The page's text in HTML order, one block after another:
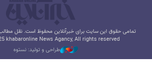
تمامی حقوق این سایت برای خبرآنلاین محفوظ است. نقل مطالب
khabaronline News Agancy, All rights reserved
طراحی و تولید: نستوه